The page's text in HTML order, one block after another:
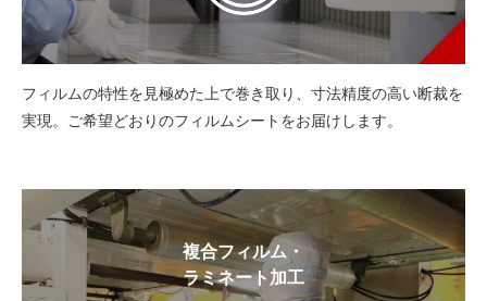
フィルムの特性を見極めた上で巻き取り、寸法精度の高い断裁を
実現。ご希望どおりのフィルムシートをお届けします。
複合フィルム・
ラミネート加工